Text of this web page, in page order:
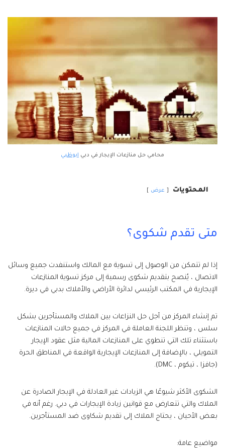
محامي حل منازعات الإيجار في دبي ابوظبي
المحتويات عرض
متى تقدم شكوى؟
إذا لم تتمكن من الوصول إلى تسوية مع المالك واستنفدت جميع وسائل
الاتصال ، يُنصح بتقديم شكوى رسمية إلى مركز تسوية المنازعات
الإيجارية في المكتب الرئيسي لدائرة الأراضي والأملاك بدبي في ديرة.
تم إنشاء المركز من أجل حل النزاعات بين الملاك والمستأجرين بشكل
سلس ، وتنظر اللجنة العاملة في المركز في جميع حالات المنازعات
باستثناء تلك التي تنطوي على المنازعات المالية مثل عقود الإيجار
التمويلي ، بالإضافة إلى المنازعات الإيجارية الواقعة في المناطق الحرة
(جافزا ، تيكوم ، DMC).
الشكوى الأكثر شيوعًا هي الزيادات غير العادلة في الإيجار الصادرة عن
الملاك والتي تتعارض مع قوانين زيادة الإيجارات في دبي. رغم أنه في
بعض الأحيان ، يحتاج الملاك إلى تقديم شكاوى ضد المستأجرين.
مواضيع عامة: